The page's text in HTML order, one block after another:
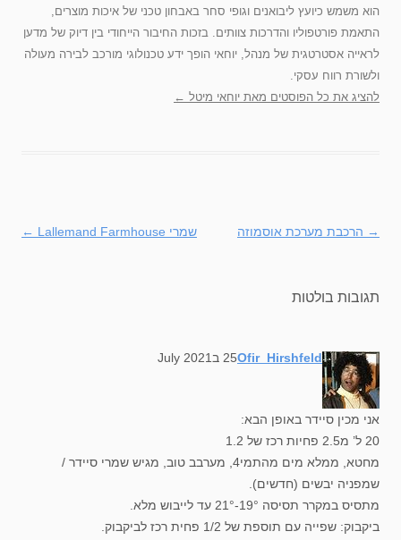
הוא משמש כיועץ ליבואנים וגופי סחר באבחון טכני של איכות מוצרים,
התאמת פורטפוליו והדרכות צוותים. בזכות החיבור הייחודי בין דיוק של מדען
לראייה אסטרטגית של מנהל, יוחאי הופך ידע טכנולוגי מורכב לבירה מעולה
ולשורת רווח עסקי.
להציג את כל הפוסטים מאת יוחאי מיטל‏ ←
ניווט
→ הרכבת מערכת אוסמוזה שמרי Lallemand Farmhouse ←
תגובות בולטות
Ofir_Hirshfeld says: 25 בJuly 2021
אני מכין סיידר באופן הבא:
20 ל’ מ2.5 פחיות רכז של 1.2
מחטא, ממלא מים מהתמי4, מערבב טוב, מגיש שמרי סיידר /
שמפניה יבשים (חדשים).
מתסיס במקרר תסיסה 19°-21° עד לייבוש מלא.
ביקבוק: שפייה עם תוספת של 1/2 פחית רכז לביקבוק.